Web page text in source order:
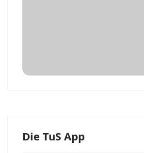
Die TuS App